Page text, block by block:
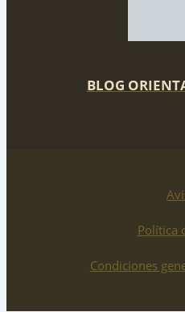
BLOG
Política
Condiciones